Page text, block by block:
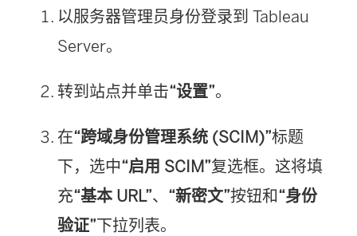
以服务器管理员身份登录到 Tableau
Server。
转到站点并单击“设置”。
在“跨域身份管理系统 (SCIM)”标题
下，选中“启用 SCIM”复选框。这将填
充“基本 URL”、 “新密文”按钮和“身份
验证”下拉列表。